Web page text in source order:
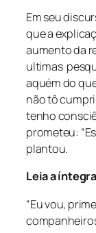
Em seu
que a
aumento da
ultimas
aquém do
não tô
tenho
prometeu:
plantou.
Leia a
“Eu vou,